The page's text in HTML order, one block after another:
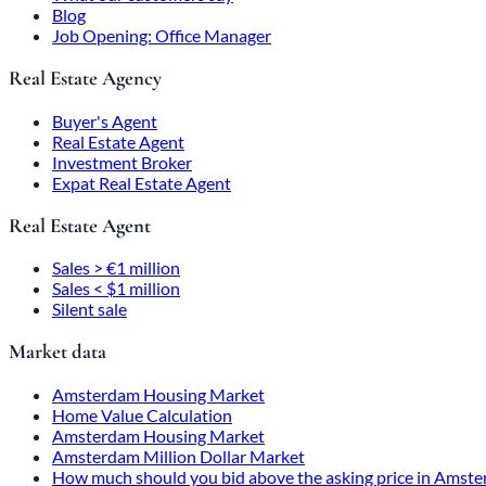
Blog
Job Opening: Office Manager
Real Estate Agency
Buyer's Agent
Real Estate Agent
Investment Broker
Expat Real Estate Agent
Real Estate Agent
Sales > €1 million
Sales < $1 million
Silent sale
Market data
Amsterdam Housing Market
Home Value Calculation
Amsterdam Housing Market
Amsterdam Million Dollar Market
How much should you bid above the asking price in